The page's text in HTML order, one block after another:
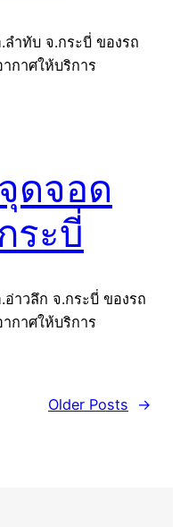
ลำทับ จ.กระบี่ ของรถ
กาศให้บริการ
ดจอด
ระบี่
าวลึก จ.กระบี่ ของรถ
กาศให้บริการ
Older Posts →